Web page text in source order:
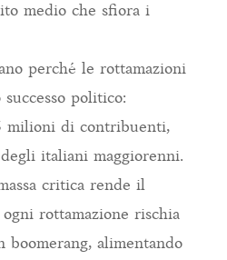
medio che sfiora i
perché le rottamazioni
politico:
milioni di contribuenti,
italiani maggiorenni.
critica rende il
rottamazione rischia
alimentando